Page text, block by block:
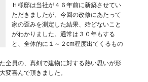
Ｈ様邸は当社が４６年前に新築させてい
ただきましたが、今回の改修にあたって
家の歪みを測定した結果、殆どないこと
がわかりました。通常は３０年もする
と、全体的に１～２cm程度出てくるもの
全員の、真剣で建物に対する熱い思いが形
変喜んで頂きました。